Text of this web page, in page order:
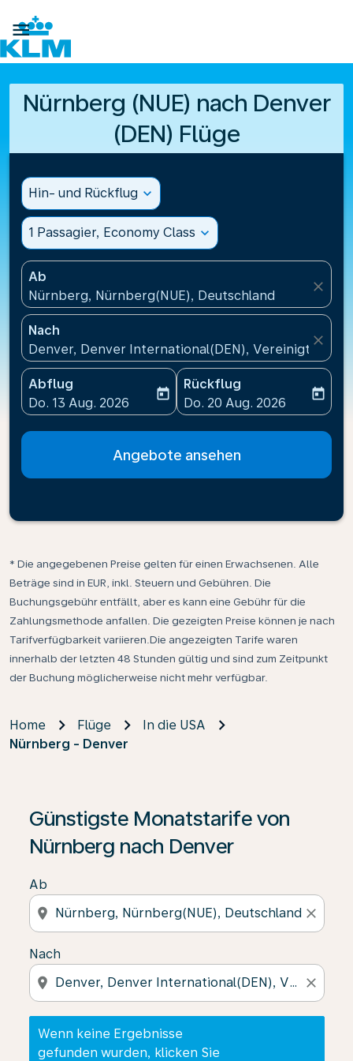

Nürnberg (NUE) nach Denver
(DEN) Flüge
Hin- und Rückflug expand_more
1 Passagier, Economy Class expand_more
Ab
Nürnberg, Nürnberg(NUE), Deutschland
close
Nach
Denver, Denver International(DEN), Vereinigte
close
Abflug
fc-booking-departure-date-aria-label
Do. 13 Aug. 2026
today
Rückflug
fc-booking-return-date-
Do. 20 Aug. 2026
today
Angebote ansehen
* Die angegebenen Preise gelten für einen Erwachsenen. Alle
Beträge sind in EUR, inkl. Steuern und Gebühren. Die
Buchungsgebühr entfällt, aber es kann eine Gebühr für die
Zahlungsmethode anfallen. Die gezeigten Preise können je nach
Tarifverfügbarkeit variieren.Die angezeigten Tarife waren
innerhalb der letzten 48 Stunden gültig und sind zum Zeitpunkt
der Buchung möglicherweise nicht mehr verfügbar.
Home Flüge
In die USA
Nürnberg - Denver
Günstigste Monatstarife von
Nürnberg nach Denver
Ab
location_on close
Nach
location_on close
Wenn keine Ergebnisse
gefunden wurden, klicken Sie
Wenn keine Ergebnisse gefunden wurden, klicken